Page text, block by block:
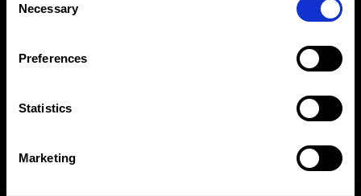
Selection
Necessary
Preferences
Statistics
Marketing